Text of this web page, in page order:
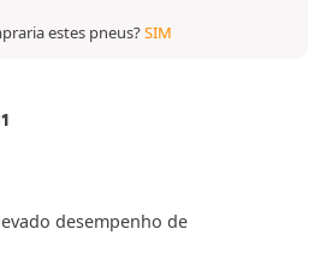
estes pneus?SIM
desempenho de